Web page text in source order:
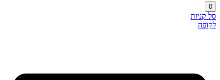
0
סל קניות
לקופה